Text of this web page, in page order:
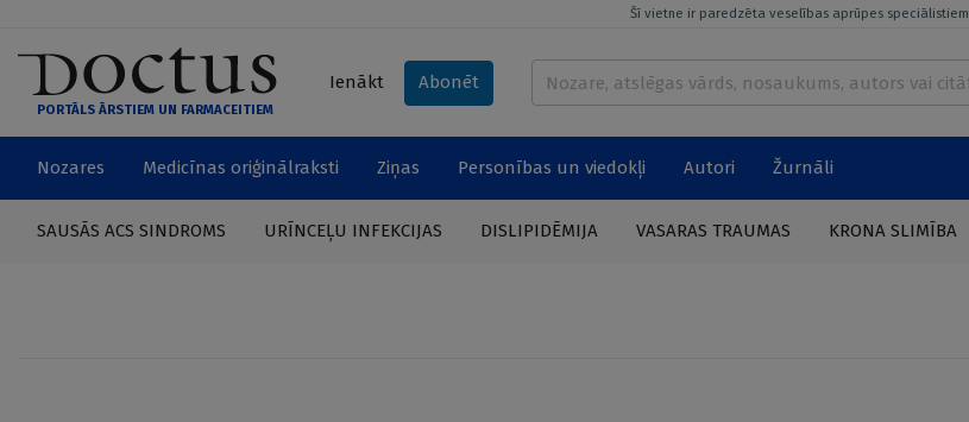
Šī vietne ir paredzēta veselības aprūpes speciālistiem
PORTĀLS ĀRSTIEM UN FARMACEITIEM
Ienākt Abonēt
Nozares Medicīnas oriģinālraksti Ziņas Personības un viedokļi Autori Žurnāli
SAUSĀS ACS SINDROMS URĪNCEĻU INFEKCIJAS DISLIPIDĒMIJA VASARAS TRAUMAS KRONA SLIMĪBA